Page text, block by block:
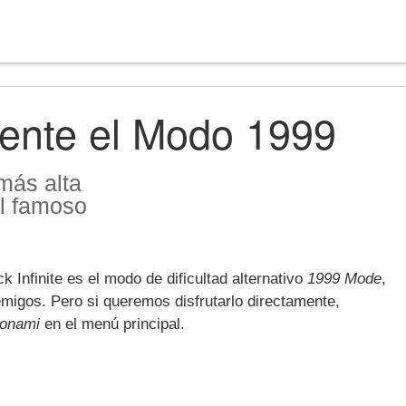
el Modo 1999
alta
famoso
Infinite es el modo de dificultad alternativo 1999 Mode,
Pero si queremos disfrutarlo directamente,
en el menú principal.